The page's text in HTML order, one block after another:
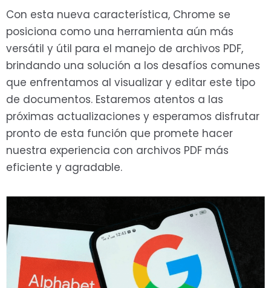
Con esta nueva característica, Chrome se
posiciona como una herramienta aún más
versátil y útil para el manejo de archivos PDF,
brindando una solución a los desafíos comunes
que enfrentamos al visualizar y editar este tipo
de documentos. Estaremos atentos a las
próximas actualizaciones y esperamos disfrutar
pronto de esta función que promete hacer
nuestra experiencia con archivos PDF más
eficiente y agradable.